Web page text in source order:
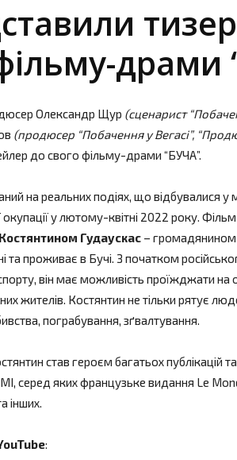
драми
Олександр Щур (сценарист
(продюсер “Побачення у Вегасі”,
до свого фільму-драми “БУЧА”.
на реальних подіях, що відбувалися у
окупації у лютому-квітні 2022 року.
Костянтином Гудаускас – громадянином
та проживає в Бучі. З початком
він має можливість проїжджати на
жителів. Костянтин не тільки рятує
пограбування, зґвалтування.
став героєм багатьох публікацій
серед яких французьке видання Le
інших.
: